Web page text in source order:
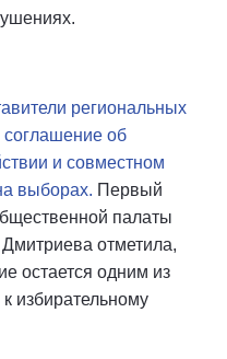
региональных
соглашение об
и совместном
выборах. Первый
палаты
отметила,
остается одним из
избирательному